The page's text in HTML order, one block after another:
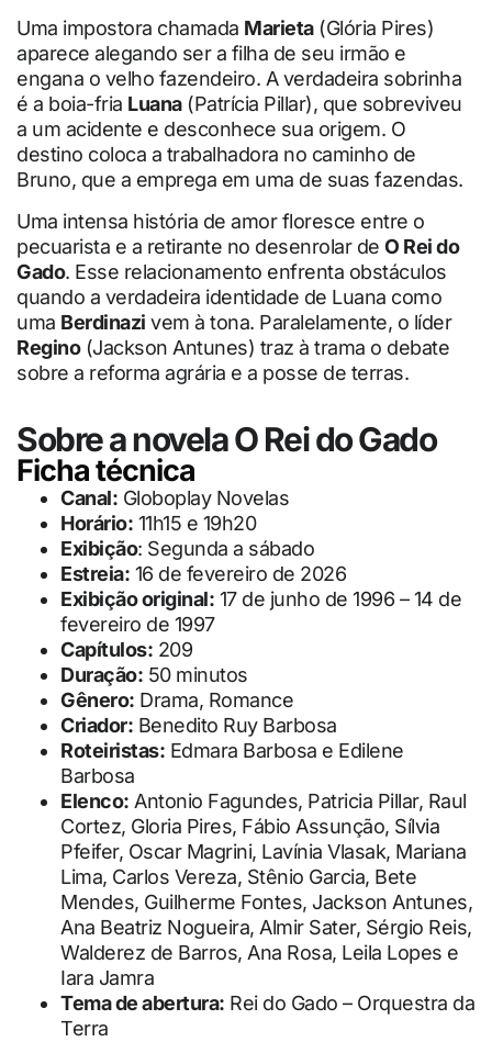
Uma impostora chamada Marieta(Glória Pires)
aparece alegando ser a filha de seu irmão e
engana o velho fazendeiro. A verdadeira sobrinha
é a boia-fria Luana(Patrícia Pillar), que sobreviveu
a um acidente e desconhece sua origem. O
destino coloca a trabalhadora no caminho de
Bruno, que a emprega em uma de suas fazendas.
Uma intensa história de amor floresce entre o
pecuarista e a retirante no desenrolar de O Rei do
Gado. Esse relacionamento enfrenta obstáculos
quando a verdadeira identidade de Luana como
uma Berdinazi vem à tona. Paralelamente, o líder
Regino(Jackson Antunes) traz à trama o debate
sobre a reforma agrária e a posse de terras.
Sobre a novela O Rei do Gado
Ficha técnica
Canal: Globoplay Novelas
Horário: 11h15 e 19h20
Exibição: Segunda a sábado
Estreia: 16 de fevereiro de 2026
Exibição original: 17 de junho de 1996 – 14 de
fevereiro de 1997
Capítulos: 209
Duração: 50 minutos
Gênero: Drama, Romance
Criador: Benedito Ruy Barbosa
Roteiristas: Edmara Barbosa e Edilene
Barbosa
Elenco: Antonio Fagundes, Patricia Pillar, Raul
Cortez, Gloria Pires, Fábio Assunção, Sílvia
Pfeifer, Oscar Magrini, Lavínia Vlasak, Mariana
Lima, Carlos Vereza, Stênio Garcia, Bete
Mendes, Guilherme Fontes, Jackson Antunes,
Ana Beatriz Nogueira, Almir Sater, Sérgio Reis,
Walderez de Barros, Ana Rosa, Leila Lopes e
Iara Jamra
Tema de abertura: Rei do Gado – Orquestra da
Terra